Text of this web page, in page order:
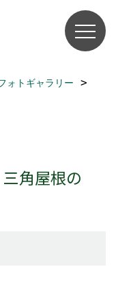
ォトギャラリー
角屋根の